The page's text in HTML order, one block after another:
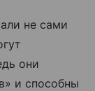
не сами
они
и способны